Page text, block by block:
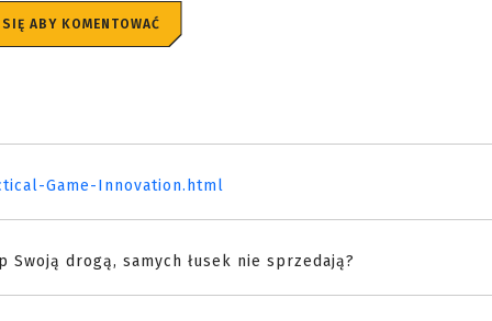
ABY KOMENTOWAĆ
Game-Innovation.html
drogą, samych łusek nie sprzedają?